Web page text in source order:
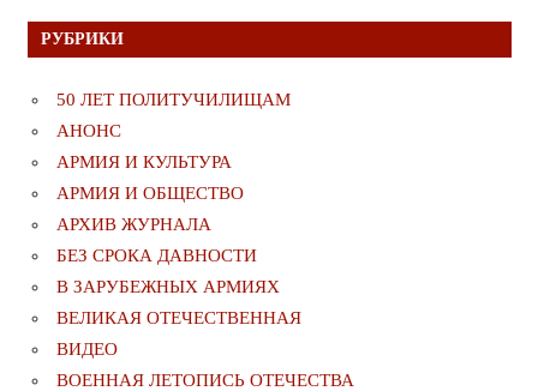
РУБРИКИ
50 ЛЕТ ПОЛИТУЧИЛИЩАМ
АНОНС
АРМИЯ И КУЛЬТУРА
АРМИЯ И ОБЩЕСТВО
АРХИВ ЖУРНАЛА
БЕЗ СРОКА ДАВНОСТИ
В ЗАРУБЕЖНЫХ АРМИЯХ
ВЕЛИКАЯ ОТЕЧЕСТВЕННАЯ
ВИДЕО
ВОЕННАЯ ЛЕТОПИСЬ ОТЕЧЕСТВА